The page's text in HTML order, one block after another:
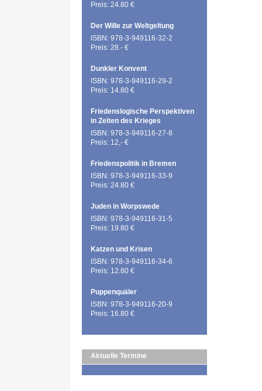
Preis: 24.80 €
Der Wille zur Weltgeltung
ISBN: 978-3-949116-32-2
Preis: 28.- €
Dunkler Konvent
ISBN: 978-3-949116-29-2
Preis: 14.80 €
Friedenslogische Perspektiven
in Zeiten des Krieges
ISBN: 978-3-949116-27-8
Preis: 12,- €
Friedenspolitik in Bremen
ISBN: 978-3-949116-33-9
Preis: 24.80 €
Juden in Worpswede
ISBN: 978-3-949116-31-5
Preis: 19.80 €
Katzen und Krisen
ISBN: 978-3-949116-34-6
Preis: 12.80 €
Puppenquäler
ISBN: 978-3-949116-20-9
Preis: 16.80 €
Aktuelle Termine